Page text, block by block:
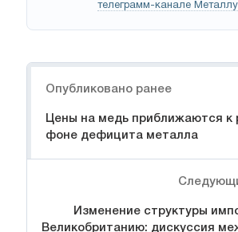
телеграмм-канале
Опубликовано ранее
Цены на медь приближаются к
фоне дефицита металла
Изменение структуры
Великобританию: дискуссия